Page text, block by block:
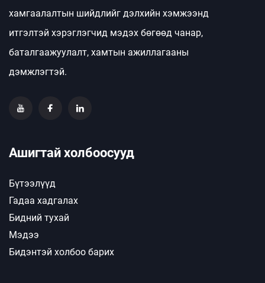
хамгаалалтын шийдлийг дэлхийн хэмжээнд
итгэлтэй хэрэглэгчид мэдэх бөгөөд чанар,
баталгаажуулалт, хамтын ажиллагааны
дэмжлэгтэй.
Ашигтай холбоосууд
Бүтээлүүд
Гадаа хадгалах
Бидний тухай
Мэдээ
Бидэнтэй холбоо барих